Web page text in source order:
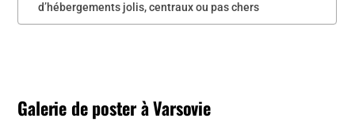
d’hébergements jolis, centraux ou pas chers
Galerie de poster à Varsovie